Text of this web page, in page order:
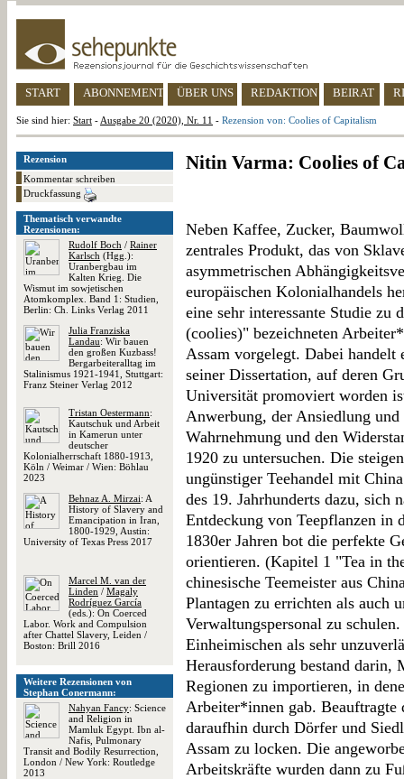
START ABONNEMENT ÜBER UNS REDAKTION BEIRAT
Sie sind hier: Start - Ausgabe 20 (2020), Nr. 11 - Rezension von: Coolies of Capitalism
Rezension
Kommentar schreiben
Druckfassung
Thematisch verwandte
Rezensionen:
Rudolf Boch / Rainer
Karlsch (Hgg.):
Uranbergbau im
Kalten Krieg. Die
Wismut im sowjetischen
Atomkomplex. Band 1: Studien,
Berlin: Ch. Links Verlag 2011
Julia Franziska
Landau: Wir bauen
den großen Kuzbass!
Bergarbeiteralltag im
Stalinismus 1921-1941, Stuttgart:
Franz Steiner Verlag 2012
Tristan Oestermann:
Kautschuk und Arbeit
in Kamerun unter
deutscher
Kolonialherrschaft 1880-1913,
Köln / Weimar / Wien: Böhlau
2023
Behnaz A. Mirzai: A
History of Slavery and
Emancipation in Iran,
1800-1929, Austin:
University of Texas Press 2017
Marcel M. van der
Linden / Magaly
Rodríguez García
(eds.): On Coerced
Labor. Work and Compulsion
after Chattel Slavery, Leiden /
Boston: Brill 2016
Weitere Rezensionen von
Stephan Conermann:
Nahyan Fancy: Science
and Religion in
Mamluk Egypt. Ibn al-
Nafis, Pulmonary
Transit and Bodily Resurrection,
London / New York: Routledge
2013
Nitin Varma: Coolies of
Neben Kaffee, Zucker,
zentrales Produkt, das von
asymmetrischen
europäischen Kolonialhandels
eine sehr interessante Studie zu
(coolies)" bezeichneten
Assam vorgelegt. Dabei handelt
seiner Dissertation, auf deren
Universität promoviert worden
Anwerbung, der Ansiedlung
Wahrnehmung und den
1920 zu untersuchen. Die
ungünstiger Teehandel mit
des 19. Jahrhunderts dazu, sich
Entdeckung von Teepflanzen in
1830er Jahren bot die perfekte
orientieren. (Kapitel 1 "Tea in
chinesische Teemeister aus
Plantagen zu errichten als auch
Verwaltungspersonal zu
Einheimischen als sehr
Herausforderung bestand darin,
Regionen zu importieren, in
Arbeiter*innen gab. Beauftragte
daraufhin durch Dörfer und
Assam zu locken. Die
Arbeitskräfte wurden dann zu